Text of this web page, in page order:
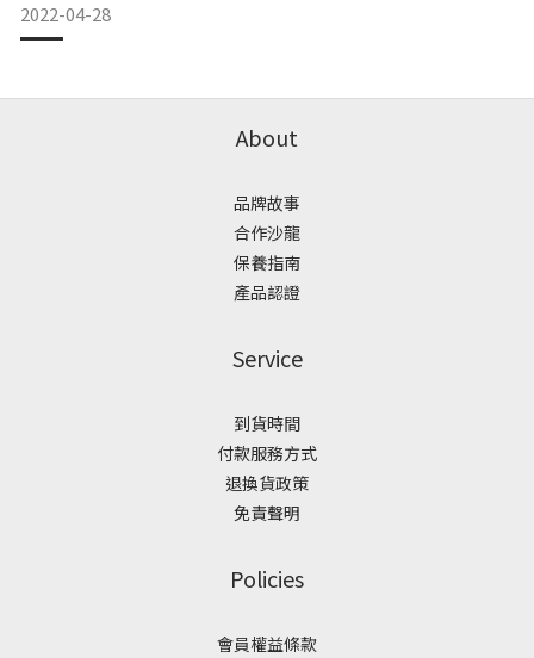
的現象。 出油的原因是什麼？氣候、體質？ 氣候及體質都有關
連。以體質舉例，像是青春期油脂分泌旺盛，就是因為體質發
象。
2022-04-28
About
品牌故事
合作沙龍
保養指南
產品認證
Service
到貨時間
付款服務方式
退換貨政策
免責聲明
Policies
會員權益條款